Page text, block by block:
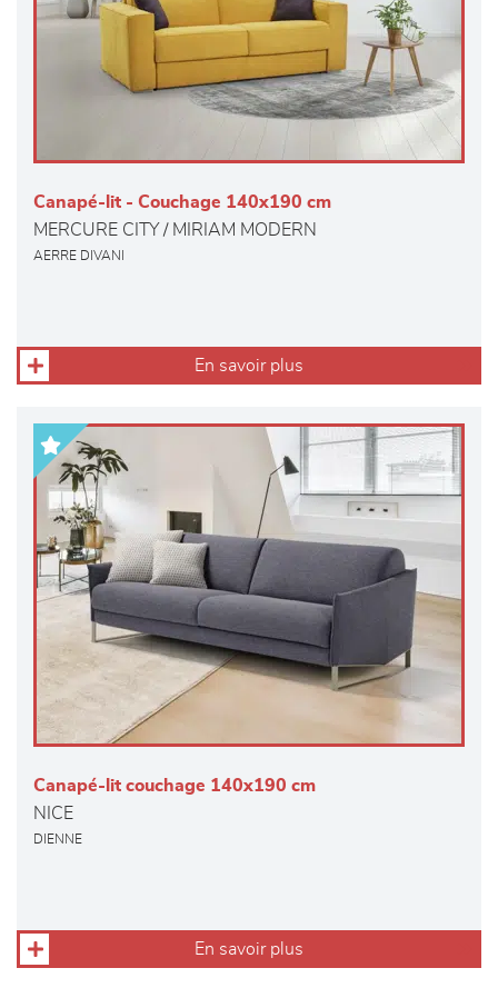
Canapé-lit - Couchage 140x190 cm
MERCURE CITY / MIRIAM MODERN
AERRE DIVANI
En savoir plus
Canapé-lit couchage 140x190 cm
NICE
DIENNE
En savoir plus